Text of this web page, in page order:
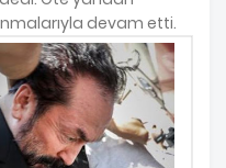
devam etti.